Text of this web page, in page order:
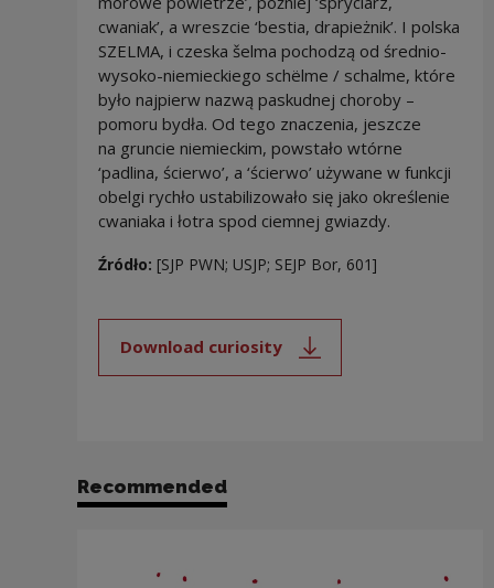
cwaniak’, a wreszcie ‘bestia, drapieżnik’. I polska
SZELMA, i czeska šelma pochodzą od średnio-
wysoko-niemieckiego schëlme / schalme, które
było najpierw nazwą paskudnej choroby –
pomoru bydła. Od tego znaczenia, jeszcze
na gruncie niemieckim, powstało wtórne
‘padlina, ścierwo’, a ‘ścierwo’ używane w funkcji
obelgi rychło ustabilizowało się jako określenie
cwaniaka i łotra spod ciemnej gwiazdy.
Źródło: [SJP PWN; USJP; SEJP Bor, 601]
Download curiosity
Note, the link will open in a new
Recommended